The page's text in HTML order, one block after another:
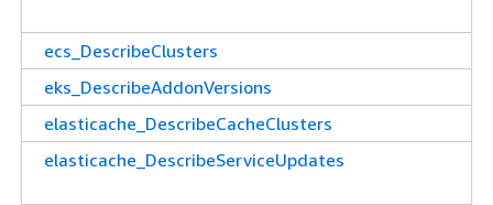
ecs_DescribeClusters
eks_DescribeAddonVersions
elasticache_DescribeCacheClusters
elasticache_DescribeServiceUpdates